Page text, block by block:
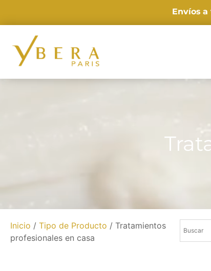
Envíos a
Inicio / Tipo de Producto / Tratamientos
profesionales en casa